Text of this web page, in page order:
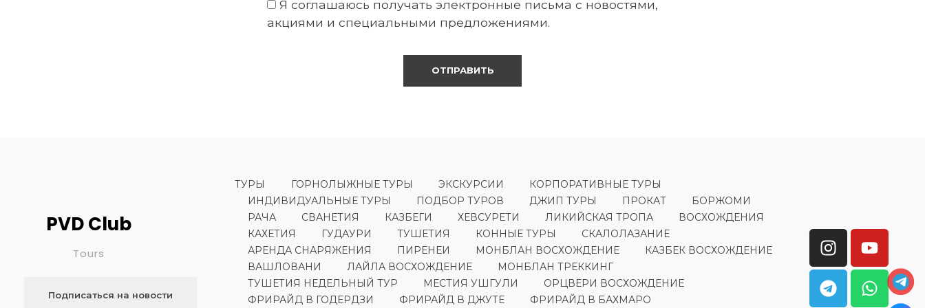
Я соглашаюсь получать электронные письма с новостями,
акциями и специальными предложениями.
PVD Club
Tours
Подписаться на новости
ТУРЫ ГОРНОЛЫЖНЫЕ ТУРЫ ЭКСКУРСИИ
КОРПОРАТИВНЫЕ ТУРЫ
ИНДИВИДУАЛЬНЫЕ ТУРЫ
ПОДБОР ТУРОВ ДЖИП ТУРЫ ПРОКАТ
БОРЖОМИ
РАЧА
СВАНЕТИЯ КАЗБЕГИ ХЕВСУРЕТИ ЛИКИЙСКАЯ ТРОПА
ВОСХОЖДЕНИЯ
КАХЕТИЯ
ГУДАУРИ ТУШЕТИЯ КОННЫЕ ТУРЫ
СКАЛОЛАЗАНИЕ
АРЕНДА СНАРЯЖЕНИЯ
ПИРЕНЕИ МОНБЛАН ВОСХОЖДЕНИЕ
КАЗБЕК ВОСХОЖДЕНИЕ
ВАШЛОВАНИ
ЛАЙЛА ВОСХОЖДЕНИЕ
МОНБЛАН ТРЕККИНГ
ТУШЕТИЯ НЕДЕЛЬНЫЙ ТУР
МЕСТИЯ УШГУЛИ
ОРЦВЕРИ ВОСХОЖДЕНИЕ
ФРИРАЙД В ГОДЕРДЗИ
ФРИРАЙД В ДЖУТЕ ФРИРАЙД В БАХМАРО